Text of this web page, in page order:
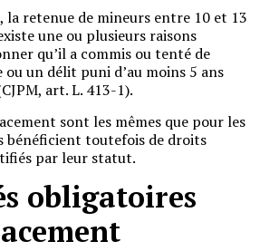
retenue de mineurs entre 10 et 13
une ou plusieurs raisons
qu’il a commis ou tenté de
un délit puni d’au moins 5 ans
art. L. 413-1).
sont les mêmes que pour les
bénéficient toutefois de droits
par leur statut.
obligatoires